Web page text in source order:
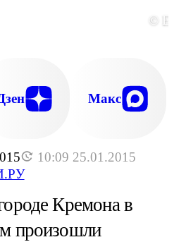
10:09 25.01.2015
©
Макс
Кремона в
произошли